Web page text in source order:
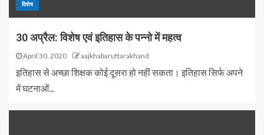
विशेष
30 अप्रैल: विशेष एवं इतिहास के पन्नो में महत्व
April 30, 2020 aajkhabaruttarakhand
इतिहास से अच्छा शिक्षक कोई दूसरा हो नहीं सकता। इतिहास सिर्फ अपने
में घटनाओं...